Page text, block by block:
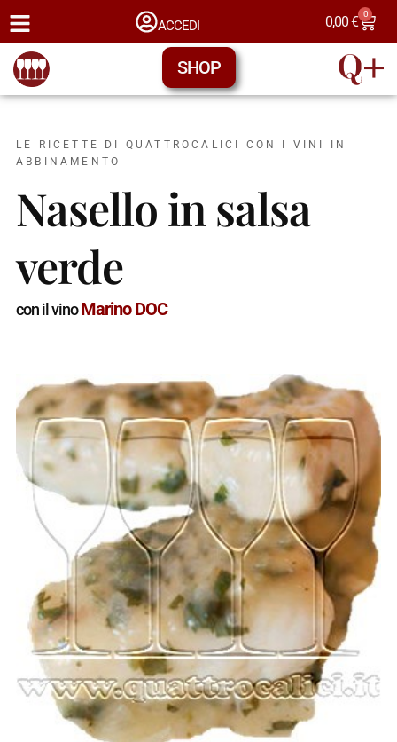
ACCEDI 0,00€ 0
SHOP
LE RICETTE DI QUATTROCALICI CON I VINI IN
ABBINAMENTO
Nasello in salsa
verde
con il vinoMarino DOC